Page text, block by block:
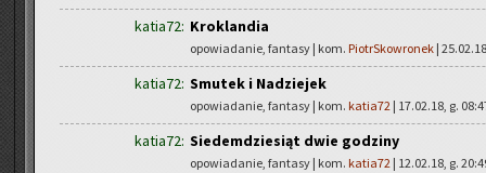
katia72: Kroklandia
opowiadanie, fantasy | kom. PiotrSkowronek |
katia72: Smutek i Nadziejek
opowiadanie, fantasy | kom. katia72 | 17.02.18, g.
katia72: Siedemdziesiąt dwie godziny
opowiadanie, fantasy | kom. katia72 | 12.02.18, g.